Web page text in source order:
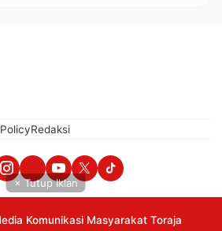
Redaksi
Komunikasi Masyarakat Toraja
× Tutup Iklan